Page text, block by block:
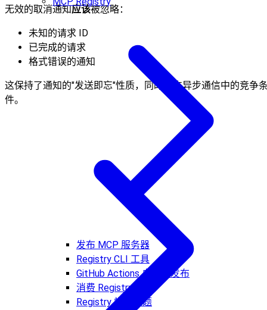
发布 MCP 服务器
Registry CLI 工具
GitHub Actions 自动化发布
消费 Registry 数据
Registry 常见问题
无效的取消通知应该被忽略：
未知的请求 ID
已完成的请求
格式错误的通知
这保持了通知的"发送即忘"性质，同时允许异步通信中的竞争
件。